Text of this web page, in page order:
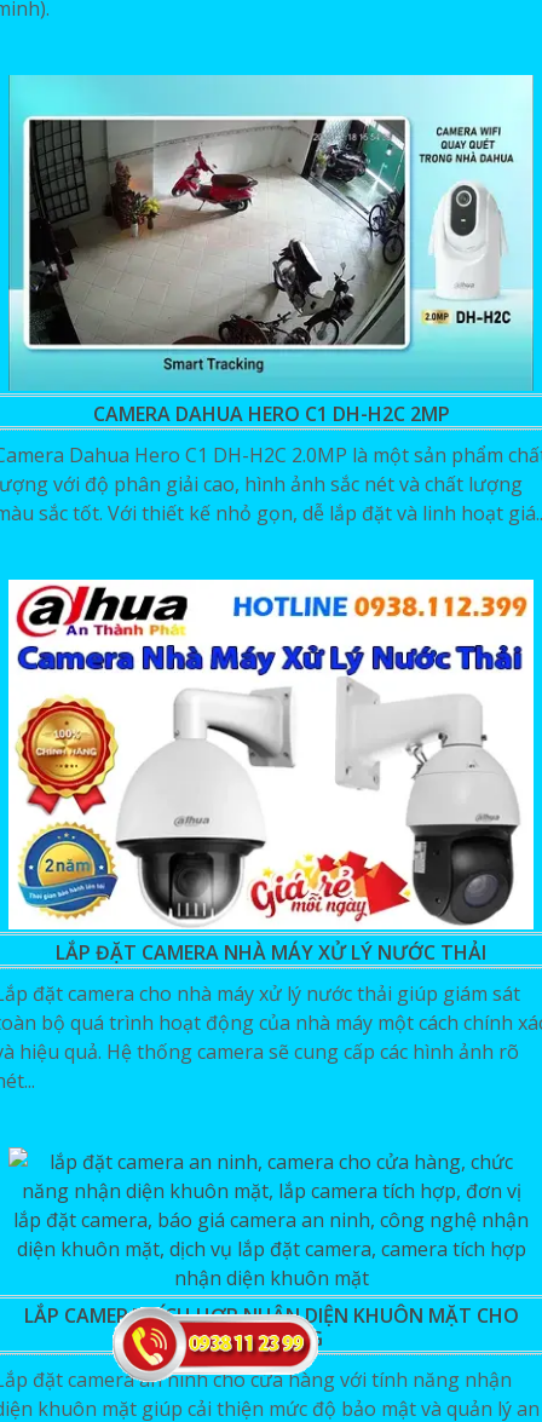
CAMERA DAHUA HERO C1 DH-H2C 2MP
Dahua Hero C1 DH-H2C 2.0MP là một sản phẩm
với độ phân giải cao, hình ảnh sắc nét và chất lượng
sắc tốt. Với thiết kế nhỏ gọn, dễ lắp đặt và linh hoạt
LẮP ĐẶT CAMERA NHÀ MÁY XỬ LÝ NƯỚC THẢI
đặt camera cho nhà máy xử lý nước thải giúp giám sát
bộ quá trình hoạt động của nhà máy một cách chính
hiệu quả. Hệ thống camera sẽ cung cấp các hình ảnh rõ
LẮP CAMERA TÍCH HỢP NHẬN DIỆN KHUÔN MẶT CHO
CỬA HÀNG
đặt camera an ninh cho cửa hàng với tính năng nhận
khuôn mặt giúp cải thiện mức độ bảo mật và quản lý an